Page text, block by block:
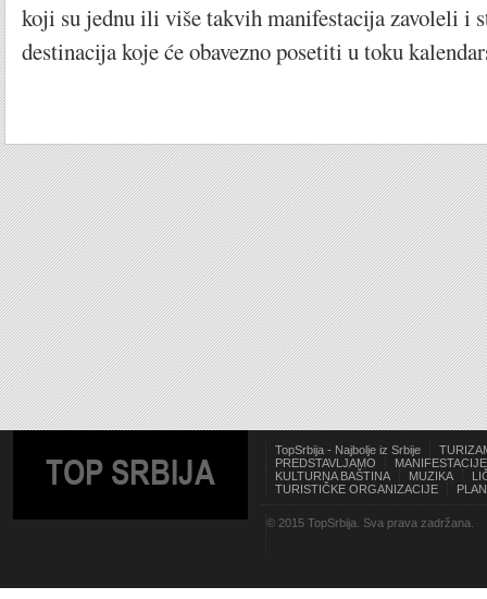
koji su jednu ili više takvih manifestacija zavoleli i
destinacija koje će obavezno posetiti u toku
TOP SRBIJA
TopSrbija - Najbolje iz Srbije
PREDSTAVLJAMO
MANIFESTACIJE
KULTURNA BAŠTINA
MUZIKA
TURISTIČKE ORGANIZACIJE
© 2015 TopSrbija. Sva prava zadržana.